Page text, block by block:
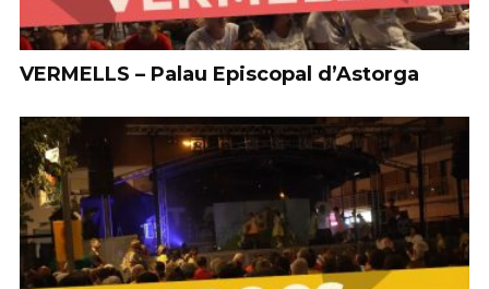
VERMELLS – Palau Episcopal d’Astorga